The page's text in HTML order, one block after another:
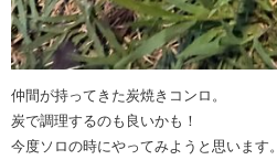
仲間が持ってきた炭焼きコンロ。
炭で調理するのも良いかも！
今度ソロの時にやってみようと思います。